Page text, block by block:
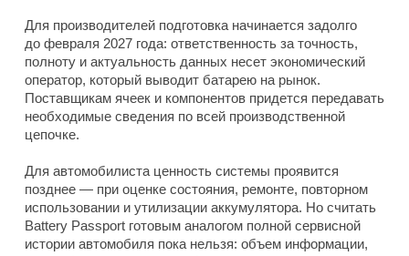
Для производителей подготовка начинается задолго
до февраля 2027 года: ответственность за точность,
полноту и актуальность данных несет экономический
оператор, который выводит батарею на рынок.
Поставщикам ячеек и компонентов придется передавать
необходимые сведения по всей производственной
цепочке.
Для автомобилиста ценность системы проявится
позднее — при оценке состояния, ремонте, повторном
использовании и утилизации аккумулятора. Но считать
Battery Passport готовым аналогом полной сервисной
истории автомобиля пока нельзя: объем информации,